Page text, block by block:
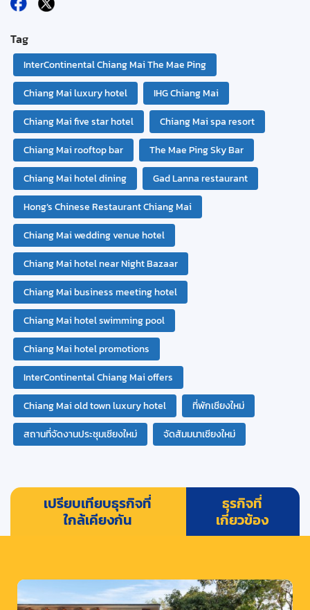
Tag
InterContinental Chiang Mai The Mae Ping
Chiang Mai luxury hotel
IHG Chiang Mai
Chiang Mai five star hotel
Chiang Mai spa resort
Chiang Mai rooftop bar
The Mae Ping Sky Bar
Chiang Mai hotel dining
Gad Lanna restaurant
Hong’s Chinese Restaurant Chiang Mai
Chiang Mai wedding venue hotel
Chiang Mai hotel near Night Bazaar
Chiang Mai business meeting hotel
Chiang Mai hotel swimming pool
Chiang Mai hotel promotions
InterContinental Chiang Mai offers
Chiang Mai old town luxury hotel
ที่พักเชียงใหม่
สถานที่จัดงานประชุมเชียงใหม่
จัดสัมมนาเชียงใหม่
เปรียบเทียบธุรกิจที่
ใกล้เคียงกัน
ธุรกิจที่
เกี่ยวข้อง